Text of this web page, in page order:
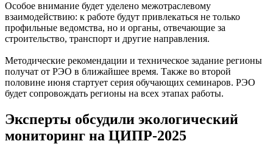
Особое внимание будет уделено межотраслевому
взаимодействию: к работе будут привлекаться не только
профильные ведомства, но и органы, отвечающие за
строительство, транспорт и другие направления.
Методические рекомендации и техническое задание регионы
получат от РЭО в ближайшее время. Также во второй
половине июня стартует серия обучающих семинаров. РЭО
будет сопровождать регионы на всех этапах работы.
Эксперты обсудили экологический
мониторинг на ЦИПР-2025